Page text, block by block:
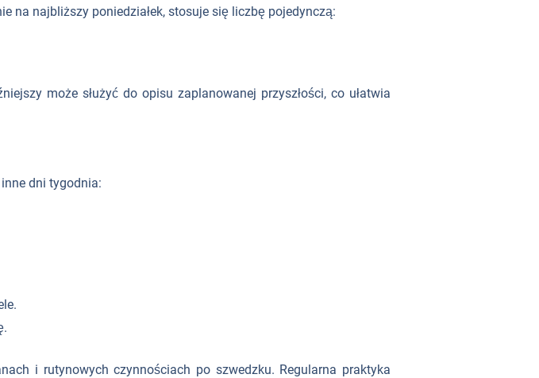
na najbliższy poniedziałek, stosuje się liczbę pojedynczą:
może służyć do opisu zaplanowanej przyszłości, co ułatwia
dni tygodnia:
i rutynowych czynnościach po szwedzku. Regularna praktyka